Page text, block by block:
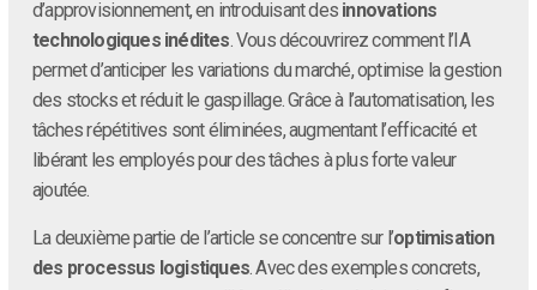
d’approvisionnement, en introduisant des innovations
technologiques inédites. Vous découvrirez comment l’IA
permet d’anticiper les variations du marché, optimise la gestion
des stocks et réduit le gaspillage. Grâce à l’automatisation, les
tâches répétitives sont éliminées, augmentant l’efficacité et
libérant les employés pour des tâches à plus forte valeur
ajoutée.
La deuxième partie de l’article se concentre sur l’optimisation
des processus logistiques. Avec des exemples concrets,